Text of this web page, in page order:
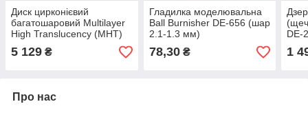
Диск цирконієвий
багатошаровий Multilayer
High Translucency (MHT)
98 (12-18мм, А1-А4)
5 129 ₴
Гладилка моделювальна
Ball Burnisher DE-656 (шар
2.1-1.3 мм)
78,30₴
DE-
1
Про нас